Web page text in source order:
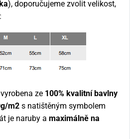
), doporučujeme zvolit velikost,
ze 100% kvalitní bavlny
m2 s natištěným symbolem
je naruby a maximálně na